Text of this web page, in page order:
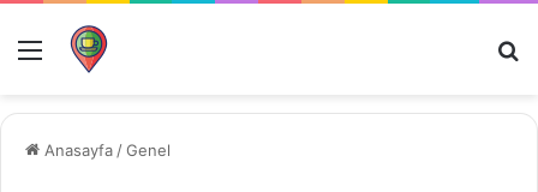
Menü
Anasayfa /Genel